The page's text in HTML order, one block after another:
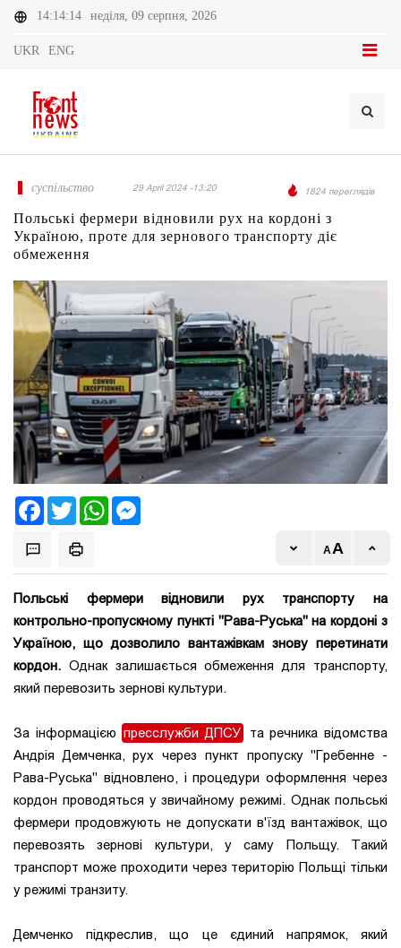
14:14:14 неділя, 09 серпня, 2026
UKR ENG
суспільство 29 April 2024 -13:20 1824 переглядів
Польські фермери відновили рух на кордоні з
Україною, проте для зернового транспорту діє
обмеження
FacebookTwitter WhatsApp
Польські фермери відновили рух транспорту на
контрольно-пропускному пункті "Рава-Руська" на кордоні з
Україною, що дозволило вантажівкам знову перетинати
кордон. Однак залишається обмеження для транспорту,
який перевозить зернові культури.
За інформацією пресслужби ДПСУ
та речника відомства
Андрія Демченка, рух через пункт пропуску "Гребенне -
Рава-Руська" відновлено, і процедури оформлення через
кордон проводяться у звичайному режимі. Однак польські
фермери продовжують не допускати в'їзд вантажівок, що
перевозять зернові культури, у саму Польщу. Такий
транспорт може проходити через територію Польщі тільки
у режимі транзиту.
Демченко підкреслив, що це єдиний напрямок, який